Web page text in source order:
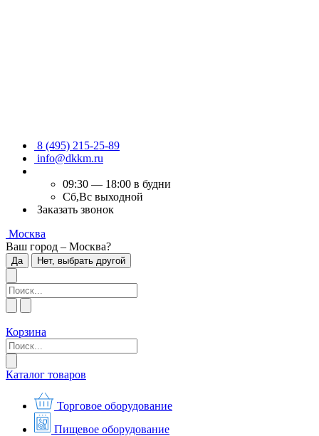
8 (495) 215-25-89
info@dkkm.ru
09:30 — 18:00 в будни
Сб,Вс выходной
Заказать звонок
Москва
Ваш город – Москва?
Да Нет, выбрать другой
Корзина
Каталог товаров
Торговое оборудование
Пищевое оборудование